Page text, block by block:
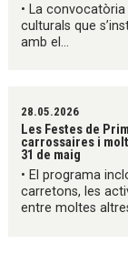
• La
culturals que
amb el...
28.05.2026
Les Festes de
carrossaires i
31 de maig
• El programa
carretons, les
entre moltes